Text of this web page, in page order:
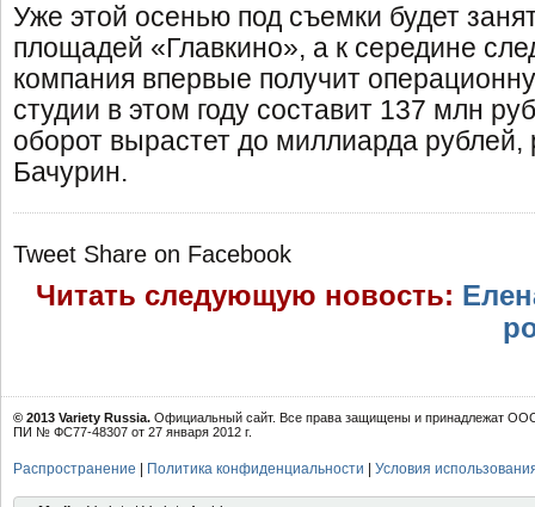
Уже этой осенью под съемки будет
площадей «Главкино», а к середине
компания впервые получит
студии в этом году составит 137 млн
оборот вырастет до миллиарда рублей,
Бачурин.
Tweet Share on Facebook
Читать следующую новость:
© 2013 Variety Russia. Официальный сайт. Все права защищены и принадлежат
ПИ № ФС77-48307 от 27 января 2012 г.
Распространение Политика конфиденциальности Условия